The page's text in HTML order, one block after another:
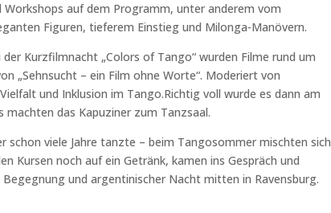
auf dem Programm, unter anderem vom
Figuren, tieferem Einstieg und Milonga-Manövern.
Kurzfilmnacht „Colors of Tango“ wurden Filme rund um
„Sehnsucht – ein Film ohne Worte“. Moderiert von
und Inklusion im Tango.Richtig voll wurde es dann am
das Kapuziner zum Tanzsaal.
viele Jahre tanzte – beim Tangosommer mischten sich
Kursen noch auf ein Getränk, kamen ins Gespräch und
und argentinischer Nacht mitten in Ravensburg.